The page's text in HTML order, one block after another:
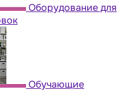
Оборудование для
Обучающие